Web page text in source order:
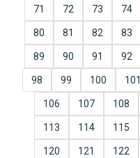
71 72 73 74
80 81 82 83
89 90 91 92
98 99 100 101
106 107 108
113 114 115
120 121 122